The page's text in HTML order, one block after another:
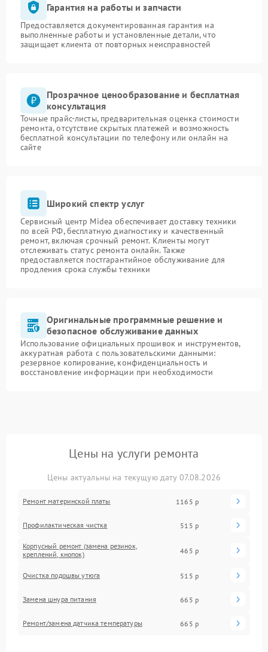
Гарантия на работы и запчасти
Предоставляется документированная гарантия на
выполненные работы и установленные детали, что
защищает клиента от повторных неисправностей
Прозрачное ценообразование и бесплатная
консультация
Точные прайс-листы, предварительная оценка стоимости
ремонта, отсутствие скрытых платежей и возможность
бесплатной консультации по телефону или онлайн на
сайте
Широкий спектр услуг
Сервисный центр Midea обеспечивает доставку техники
по всей РФ, бесплатную диагностику и качественный
ремонт, включая срочный ремонт. Клиенты могут
отслеживать статус ремонта онлайн. Также
предоставляется постгарантийное обслуживание для
продления срока службы техники
Оригинальные программные решение и
безопасное обслуживание данных
Использование официальных прошивок и инструментов,
аккуратная работа с пользовательскими данными:
резервное копирование, конфиденциальность и
восстановление информации при необходимости
Цены на услуги ремонта
Цены актуальны на текущую дату 07.08.2026
Ремонт материнской платы 1165 р
Профилактическая чистка 515 р
Корпусный ремонт (замена резинок,
креплений, кнопок)
465 р
Очистка подошвы утюга 515 р
Замена шнура питания 665 р
Ремонт/замена датчика температуры 665 р